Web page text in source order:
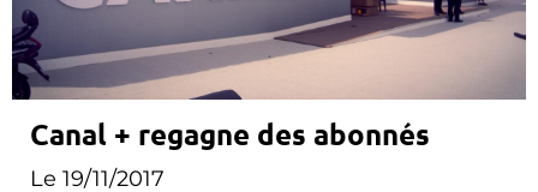
Canal + regagne des abonnés
Le 19/11/2017